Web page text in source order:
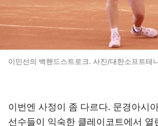
이민선의 백핸드스트로크. 사진/대한소프트테
이번엔 사정이 좀 다르다. 문경아시
선수들이 익숙한 클레이코트에서 열